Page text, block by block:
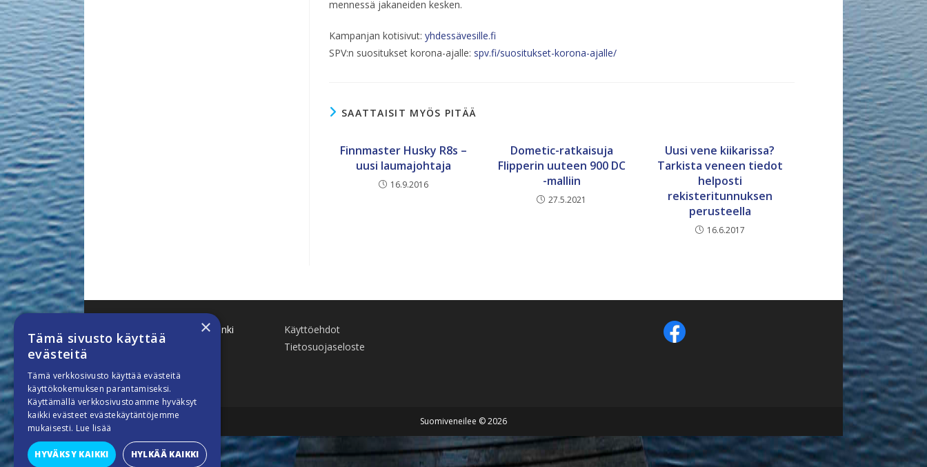
mennessä jakaneiden kesken.
Kampanjan kotisivut: yhdessävesille.fi
SPV:n suositukset korona-ajalle: spv.fi/suositukset-korona-ajalle/
SAATTAISIT MYÖS PITÄÄ
Finnmaster Husky R8s –
uusi laumajohtaja
16.9.2016
Dometic-ratkaisuja
Flipperin uuteen 900 DC
-malliin
27.5.2021
Uusi vene kiikarissa?
Tarkista veneen tiedot
helposti
rekisteritunnuksen
perusteella
16.6.2017
Käenkuja 8 A 47 00500 Helsinki
www.finnboat.fi
Käyttöehdot
Tietosuojaseloste
Suomiveneilee © 2026
×
Tämä sivusto käyttää
evästeitä
Tämä verkkosivusto käyttää evästeitä
käyttökokemuksen parantamiseksi.
Käyttämällä verkkosivustoamme hyväksyt
kaikki evästeet evästekäytäntöjemme
mukaisesti. Lue lisää
HYVÄKSY KAIKKI HYLKÄÄ KAIKKI